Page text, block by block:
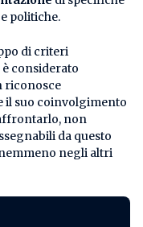
politiche.
di criteri
considerato
riconosce
il suo coinvolgimento
non
da questo
negli altri